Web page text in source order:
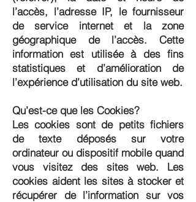
l’accès, l’adresse IP, le fournisseur
de service internet et la zone
géographique de l’accès. Cette
information est utilisée à des fins
statistiques et d’amélioration de
l’expérience d’utilisation du site web.
Qu’est-ce que les Cookies?
Les cookies sont de petits fichiers
de texte déposés sur votre
ordinateur ou dispositif mobile quand
vous visitez des sites web. Les
cookies aident les sites à stocker et
récupérer de l’information sur vos